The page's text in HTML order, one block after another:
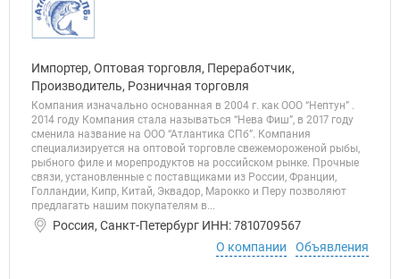
Импортер, Оптовая торговля, Переработчик,
Производитель, Розничная торговля
Компания изначально основанная в 2004 г. как ООО “Нептун” .
2014 году Компания стала называться “Нева Фиш”, в 2017 году
сменила название на ООО “Атлантика СПб”. Компания
специализируется на оптовой торговле свежемороженой рыбы,
рыбного филе и морепродуктов на российском рынке. Прочные
связи, установленные с поставщиками из России, Франции,
Голландии, Кипр, Китай, Эквадор, Марокко и Перу позволяют
предлагать нашим покупателям в...
Россия, Санкт-Петербург ИНН: 7810709567
О компании
Объявления